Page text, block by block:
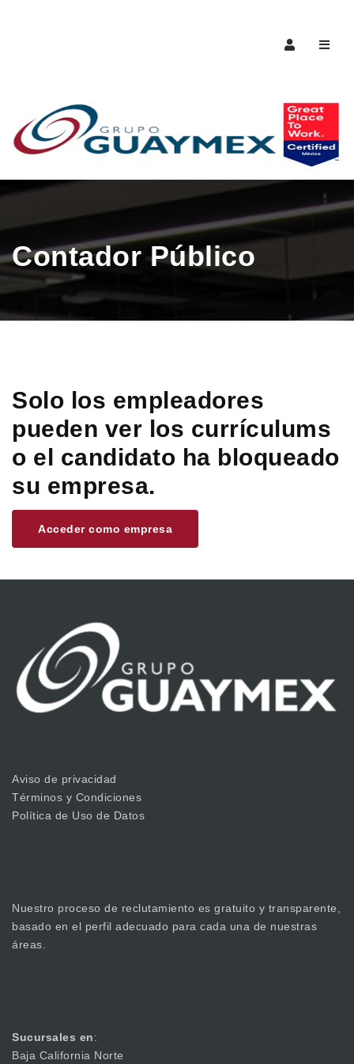
Contador Público
Solo los empleadores
pueden ver los currículums
o el candidato ha bloqueado
su empresa.
Acceder como empresa
Aviso de privacidad
Términos y Condiciones
Política de Uso de Datos
Nuestro proceso de reclutamiento es gratuito y transparente,
basado en el perfil adecuado para cada una de nuestras
áreas.
Sucursales en:
Baja California Norte